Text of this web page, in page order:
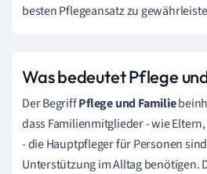
besten Pflegeansatz zu
Was bedeutet Pflege
Der BegriffPflege und Familie
dass Familienmitglieder - wie
- die Hauptpfleger für Personen
Unterstützung im Alltag benötigen.